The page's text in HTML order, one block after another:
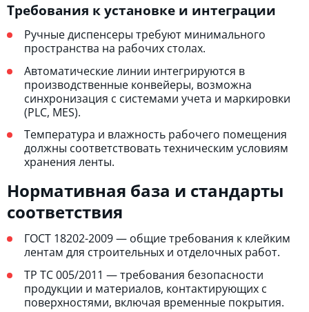
Требования к установке и интеграции
Ручные диспенсеры требуют минимального
пространства на рабочих столах.
Автоматические линии интегрируются в
производственные конвейеры, возможна
синхронизация с системами учета и маркировки
(PLC, MES).
Температура и влажность рабочего помещения
должны соответствовать техническим условиям
хранения ленты.
Нормативная база и стандарты
соответствия
ГОСТ 18202-2009 — общие требования к клейким
лентам для строительных и отделочных работ.
ТР ТС 005/2011 — требования безопасности
продукции и материалов, контактирующих с
поверхностями, включая временные покрытия.